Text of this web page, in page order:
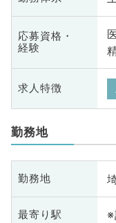
応募資格・
経験
求人特徴
勤務地
勤務地
最寄り駅